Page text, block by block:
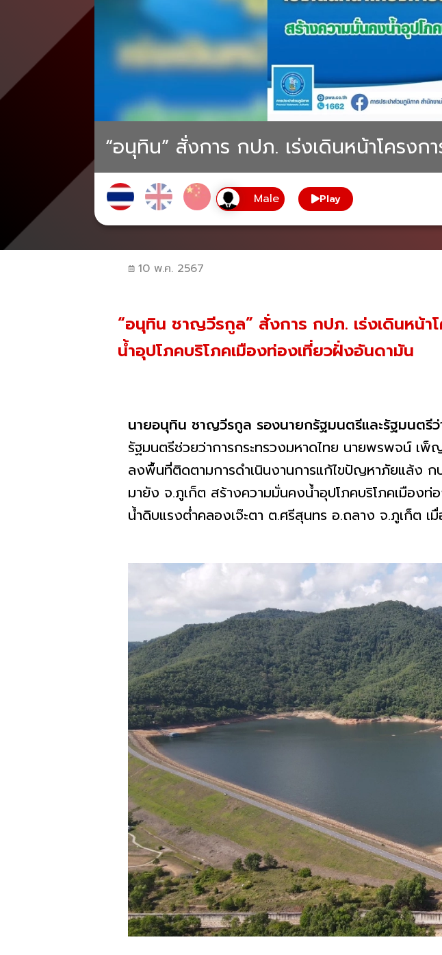
“อนุทิน” สั่งการ กปภ. เร่งเดินหน้าโครงก
Play
10 พ.ค. 2567
“อนุทิน ชาญวีรกูล” สั่งการ กปภ. เร่งเดินหน้
น้ำอุปโภคบริโภคเมืองท่องเที่ยวฝั่งอันดามัน
นายอนุทิน ชาญวีรกูล รองนายกรัฐมนตรีและรัฐมนตรีว่
รัฐมนตรีช่วยว่าการกระทรวงมหาดไทย นายพรพจน์ เ
ลงพื้นที่ติดตามการดำเนินงานการแก้ไขปัญหาภัยแล้ง ก
มายัง จ.ภูเก็ต สร้างความมั่นคงน้ำอุปโภคบริโภคเมือง
น้ำดิบแรงต่ำคลองเจ๊ะตา ต.ศรีสุนทร อ.ถลาง จ.ภูเก็ต